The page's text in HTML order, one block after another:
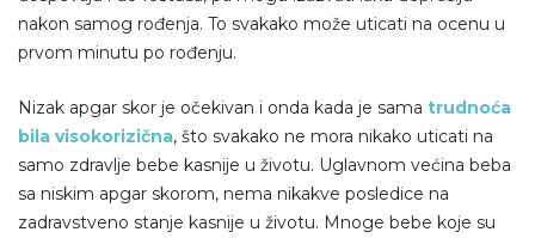
nakon samog rođenja. To svakako može uticati na ocenu u
prvom minutu po rođenju.
Nizak apgar skor je očekivan i onda kada je sama trudnoća
bila visokorizična, što svakako ne mora nikako uticati na
samo zdravlje bebe kasnije u životu. Uglavnom većina beba
sa niskim apgar skorom, nema nikakve posledice na
zadravstveno stanje kasnije u životu. Mnoge bebe koje su